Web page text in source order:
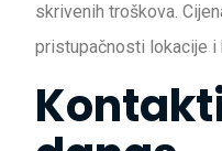
skrivenih troškova.
pristupačnosti lokacije i